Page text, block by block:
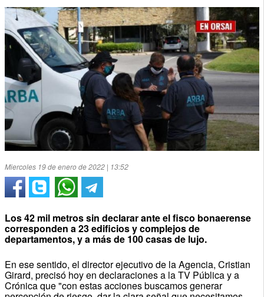
Miercoles 19 de enero de 2022 | 13:52
Los 42 mil metros sin declarar ante el fisco bonaerense
corresponden a 23 edificios y complejos de
departamentos, y a más de 100 casas de lujo.
En ese sentido, el director ejecutivo de la Agencia, Cristian
Girard, precisó hoy en declaraciones a la TV Pública y a
Crónica que "con estas acciones buscamos generar